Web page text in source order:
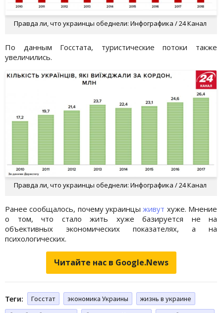
Правда ли, что украинцы обеднели: Инфографика / 24 Канал
По данным Госстата, туристические потоки также
увеличились.
Правда ли, что украинцы обеднели: Инфографика / 24 Канал
Ранее сообщалось, почему украинцыживут хуже. Мнение
о том, что стало жить хуже базируется не на
объективных экономических показателях, а на
психологических.
Читайте нас в Google.News
Теги: Госстат экономика Украины
жизнь в украине